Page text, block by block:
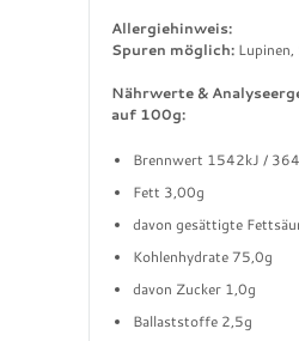
Allergiehinweis:
Spuren möglich: Lupinen,
Nährwerte &
auf 100g:
Brennwert 1542kJ /
Fett 3,00g
davon gesättigte
Kohlenhydrate 75,0g
davon Zucker 1,0g
Ballaststoffe 2,5g